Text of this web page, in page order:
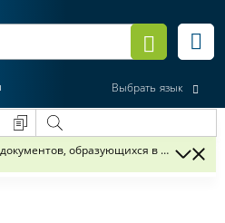
Выбрать язык
образующихся в процессе